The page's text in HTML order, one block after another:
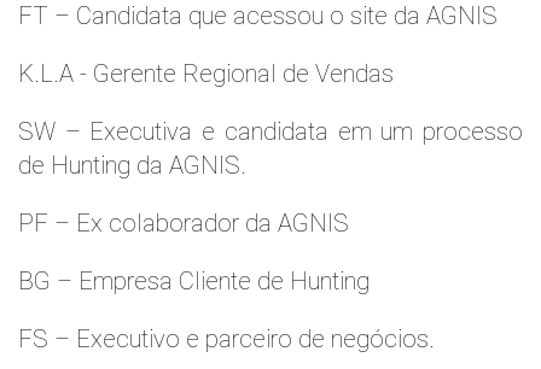
FT – Candidata que acessou o site da AGNIS
K.L.A - Gerente Regional de Vendas
SW – Executiva e candidata em um processo
de Hunting da AGNIS.
PF – Ex colaborador da AGNIS
BG – Empresa Cliente de Hunting
FS – Executivo e parceiro de negócios.